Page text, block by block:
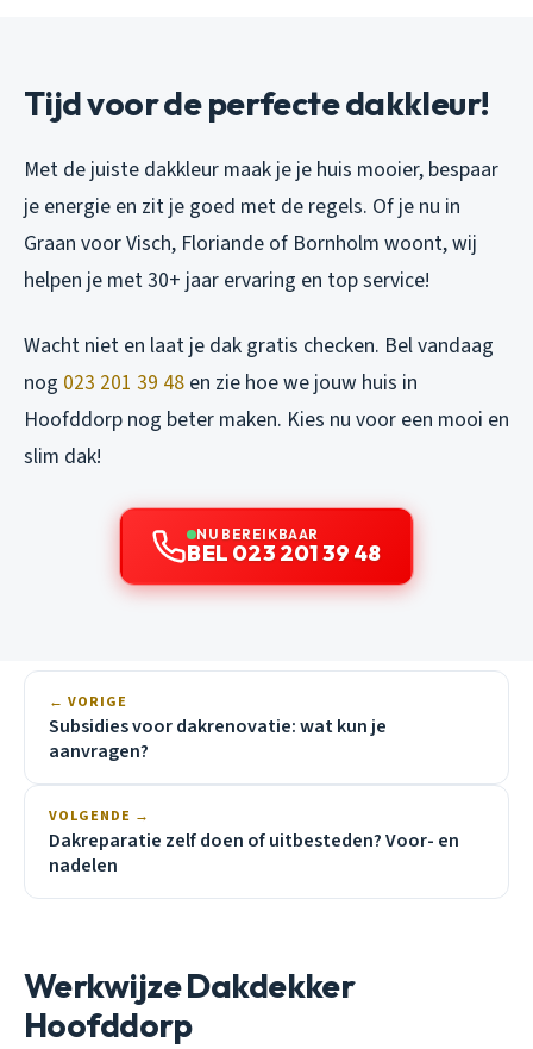
Tijd voor de perfecte dakkleur!
Met de juiste dakkleur maak je je huis mooier, bespaar
je energie en zit je goed met de regels. Of je nu in
Graan voor Visch, Floriande of Bornholm woont, wij
helpen je met 30+ jaar ervaring en top service!
Wacht niet en laat je dak gratis checken. Bel vandaag
nog 023 201 39 48 en zie hoe we jouw huis in
Hoofddorp nog beter maken. Kies nu voor een mooi en
slim dak!
NU BEREIKBAAR
BEL 023 201 39 48
← VORIGE
Subsidies voor dakrenovatie: wat kun je
aanvragen?
VOLGENDE →
Dakreparatie zelf doen of uitbesteden? Voor- en
nadelen
Werkwijze Dakdekker
Hoofddorp